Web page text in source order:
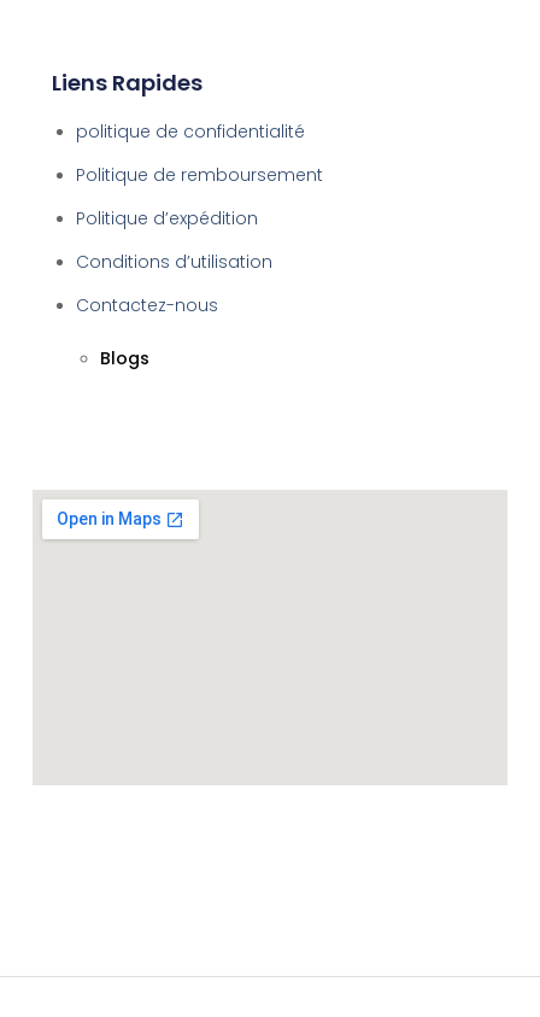
Liens Rapides
politique de confidentialité
Politique de remboursement
Politique d’expédition
Conditions d’utilisation
Contactez-nous
Blogs